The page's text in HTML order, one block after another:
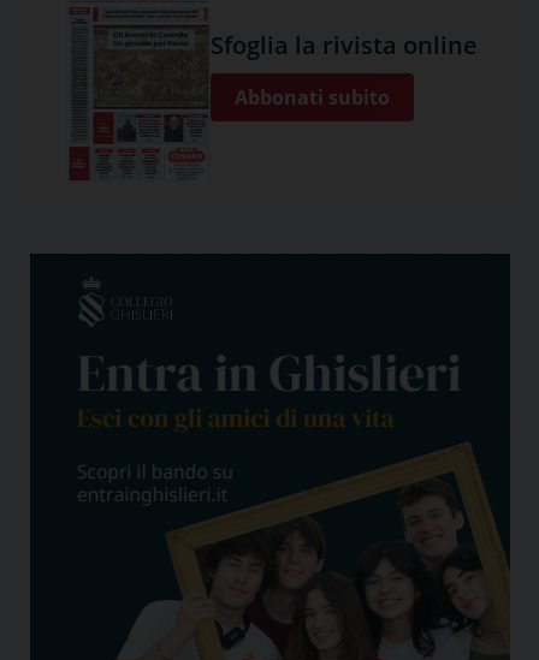
Sfoglia la rivista online
Abbonati subito